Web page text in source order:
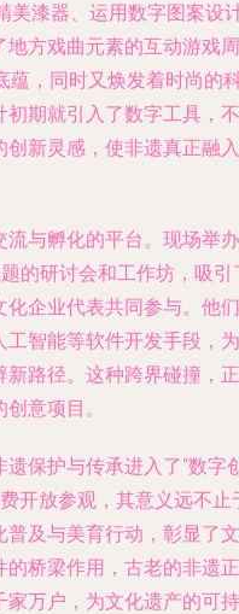
美漆器、运用数字图案设
方戏曲元素的互动游戏周
蕴，同时又焕发着时尚的
期就引入了数字工具，不
新灵感，使非遗真正融入
与孵化的平台。现场举办
的研讨会和工作坊，吸引
企业代表共同参与。他们
智能等软件开发手段，为
路径。这种跨界碰撞，正
意项目。
保护与传承进入了“数字
开放参观，其意义远不止
及与美育行动，彰显了文
桥梁作用，古老的非遗正
万户，为文化遗产的可持